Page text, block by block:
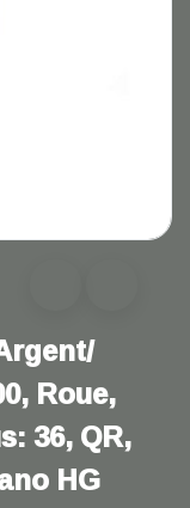
Roue,
36, QR,
HG